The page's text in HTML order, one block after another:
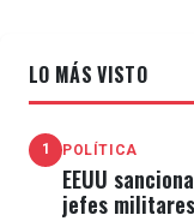
LO MÁS VISTO
1 POLÍTICA
EEUU
jefes